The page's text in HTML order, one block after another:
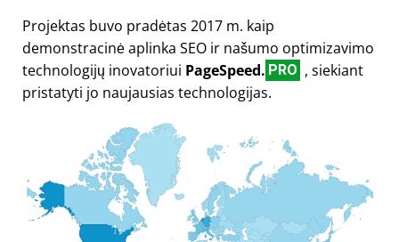
Projektas buvo pradėtas 2017 m. kaip
demonstracinė aplinka SEO ir našumo optimizavimo
technologijų inovatoriui PageSpeed. PRO , siekiant
pristatyti jo naujausias technologijas.